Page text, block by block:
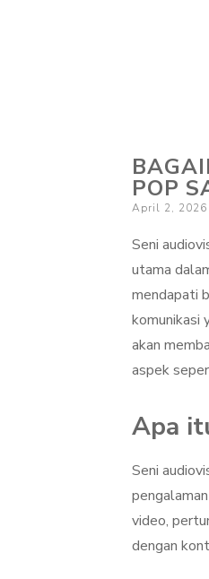
POP
Posted
April 2, 2026
Seni
utama
mendapati
komunikasi
akan
aspek
Apa
Seni
video,
dengan